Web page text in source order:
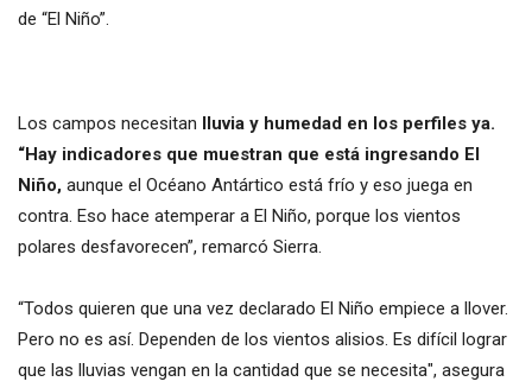
de “El Niño”.
Los campos necesitan lluvia y humedad en los perfiles ya.
“Hay indicadores que muestran que está ingresando El
Niño, aunque el Océano Antártico está frío y eso juega en
contra. Eso hace atemperar a El Niño, porque los vientos
polares desfavorecen”, remarcó Sierra.
“Todos quieren que una vez declarado El Niño empiece a llover.
Pero no es así. Dependen de los vientos alisios. Es difícil lograr
que las lluvias vengan en la cantidad que se necesita", asegura